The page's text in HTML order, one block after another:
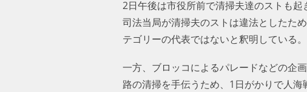
2日午後は市役所前で清掃夫達のストも
司法当局が清掃夫のストは違法としたた
テゴリーの代表ではないと釈明している。
一方、ブロッコによるパレードなどの企
路の清掃を手伝うため、1日がかりで人